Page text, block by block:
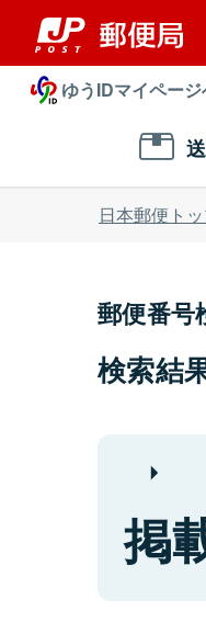
ゆうIDマイペー
日本郵便ト
郵便番号
検索結
掲